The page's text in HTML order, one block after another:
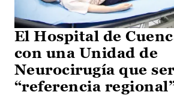
El Hospital de
con una Unidad de
Neurocirugía que
“referencia